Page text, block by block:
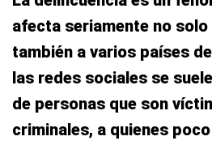
afecta seriamente no solo
también a varios países
las redes sociales se
de personas que son
criminales, a quienes